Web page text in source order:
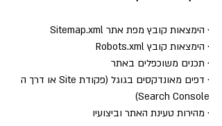
· הימצאות קובץ מפת אתר Sitemap.xml
· הימצאות קובץ Robots.xml
· תכנים משוכפלים באתר
· דפים מאונדקסים בגוגל (פקודת Site או דרך ה
Search Console)
· מהירות טעינת האתר וביצועיו